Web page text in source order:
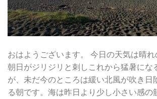
おはようございます。 今日の天気は晴
朝日がジリジリと刺しこれから猛暑にな
が、未だ今のところは緩い北風が吹き日
る朝です。海は昨日より少し小さい感の